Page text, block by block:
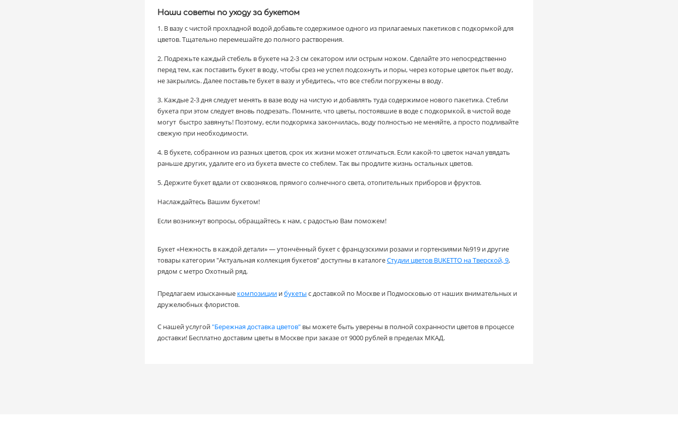
Наши советы по уходу за букетом
1. В вазу с чистой прохладной водой добавьте содержимое одного из прилагаемых пакетиков с подкормкой для
цветов. Тщательно перемешайте до полного растворения.
2. Подрежьте каждый стебель в букете на 2-3 см секатором или острым ножом. Сделайте это непосредственно
перед тем, как поставить букет в воду, чтобы срез не успел подсохнуть и поры, через которые цветок пьет воду,
не закрылись. Далее поставьте букет в вазу и убедитесь, что все стебли погружены в воду.
3. Каждые 2-3 дня следует менять в вазе воду на чистую и добавлять туда содержимое нового пакетика. Стебли
букета при этом следует вновь подрезать. Помните, что цветы, постоявшие в воде с подкормкой, в чистой воде
могут быстро завянуть! Поэтому, если подкормка закончилась, воду полностью не меняйте, а просто подливайте
свежую при необходимости.
4. В букете, собранном из разных цветов, срок их жизни может отличаться. Если какой-то цветок начал увядать
раньше других, удалите его из букета вместе со стеблем. Так вы продлите жизнь остальных цветов.
5. Держите букет вдали от сквозняков, прямого солнечного света, отопительных приборов и фруктов.
Наслаждайтесь Вашим букетом!
Если возникнут вопросы, обращайтесь к нам, с радостью Вам поможем!
Букет «Нежность в каждой детали» — утончённый букет с французскими розами и гортензиями №919 и другие
товары категории "Актуальная коллекция букетов" доступны в каталогеСтудии цветов BUKETTO на Тверской, 9,
рядом с метро Охотный ряд.
Предлагаем изысканные композиции ибукеты с доставкой по Москве и Подмосковью от наших внимательных и
дружелюбных флористов.
С нашей услугой"Бережная доставка цветов" вы можете быть уверены в полной сохранности цветов в процессе
доставки! Бесплатно доставим цветы в Москве при заказе от 9000 рублей в пределах МКАД.